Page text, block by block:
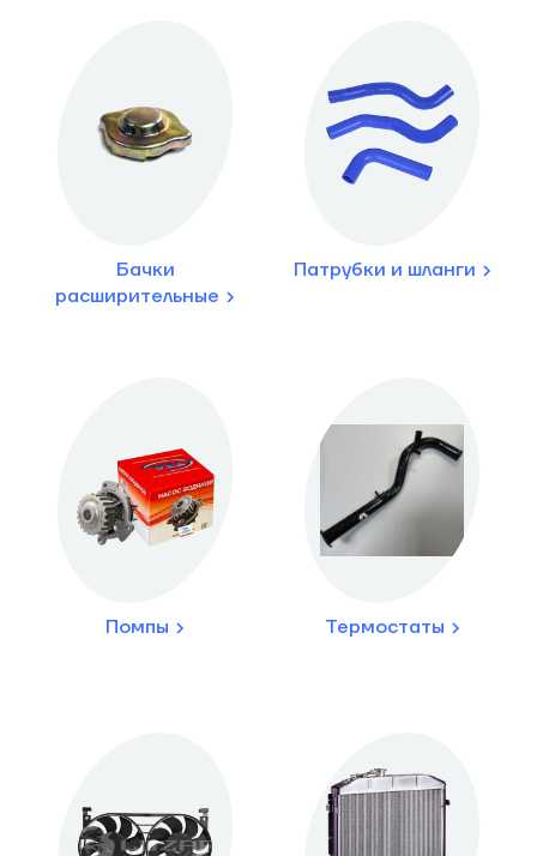
Бачки
расширительные
Патрубки и шланги
Помпы Термостаты